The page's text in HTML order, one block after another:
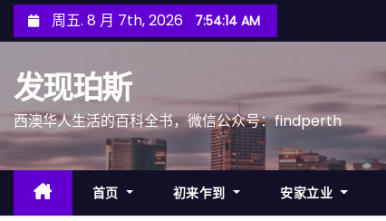
至
周五. 8 月 7th, 2026 7:54:16 AM
发现珀斯
西澳华人生活的百科全书，微信公众号：findperth
首页 初来乍到 安家立业